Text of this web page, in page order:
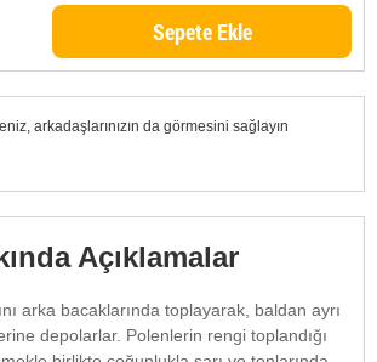
Sepete Ekle
arkadaşlarınızın da görmesini sağlayın
Açıklamalar
arka bacaklarında toplayarak, baldan ayrı
depolarlar. Polenlerin rengi toplandığı